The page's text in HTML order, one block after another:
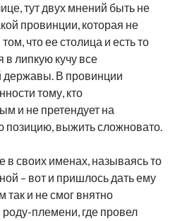
тут двух мнений быть не
провинции, которая не
что ее столица и есть то
в липкую кучу все
В провинции
тому, кто
и не претендует на
позицию, выжить сложновато.
в своих именах, называясь то
– вот и пришлось дать ему
и не смог внятно
роду-племени, где провел